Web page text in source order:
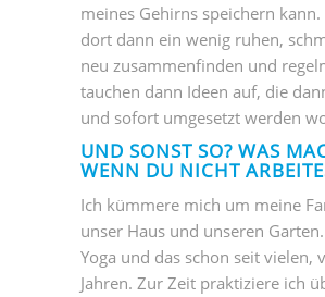
meines Gehirns speichern kann.
dort dann ein wenig ruhen,
neu zusammenfinden und
tauchen dann Ideen auf, die
und sofort umgesetzt werden
UND SONST SO? WAS
WENN DU NICHT
Ich kümmere mich um meine
unser Haus und unseren
Yoga und das schon seit vielen,
Jahren. Zur Zeit praktiziere ich